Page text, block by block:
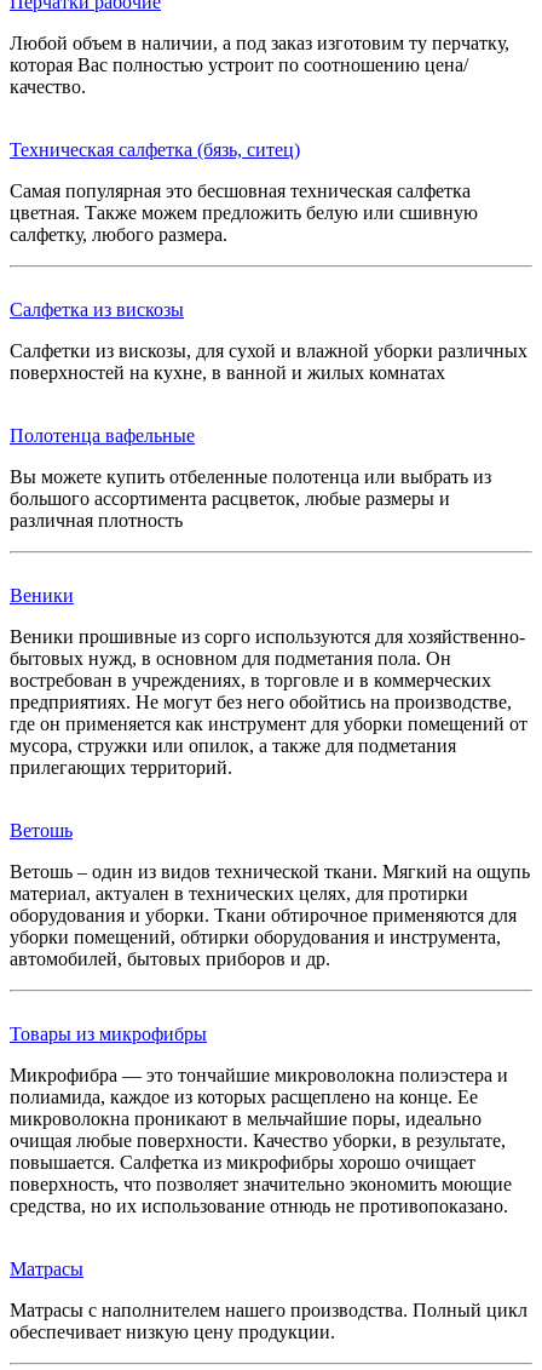
Любой объем в наличии, а под заказ изготовим ту перчатку,
которая Вас полностью устроит по соотношению цена/
качество.
Техническая салфетка (бязь, ситец)
Самая популярная это бесшовная техническая салфетка
цветная. Также можем предложить белую или сшивную
салфетку, любого размера.
Салфетка из вискозы
Салфетки из вискозы, для сухой и влажной уборки различных
поверхностей на кухне, в ванной и жилых комнатах
Полотенца вафельные
Вы можете купить отбеленные полотенца или выбрать из
большого ассортимента расцветок, любые размеры и
различная плотность
Веники
Веники прошивные из сорго используются для хозяйственно-
бытовых нужд, в основном для подметания пола. Он
востребован в учреждениях, в торговле и в коммерческих
предприятиях. Не могут без него обойтись на производстве,
где он применяется как инструмент для уборки помещений от
мусора, стружки или опилок, а также для подметания
прилегающих территорий.
Ветошь
Ветошь – один из видов технической ткани. Мягкий на ощупь
материал, актуален в технических целях, для протирки
оборудования и уборки. Ткани обтирочное применяются для
уборки помещений, обтирки оборудования и инструмента,
автомобилей, бытовых приборов и др.
Товары из микрофибры
Микрофибра — это тончайшие микроволокна полиэстера и
полиамида, каждое из которых расщеплено на конце. Ее
микроволокна проникают в мельчайшие поры, идеально
очищая любые поверхности. Качество уборки, в результате,
повышается. Салфетка из микрофибры хорошо очищает
поверхность, что позволяет значительно экономить моющие
средства, но их использование отнюдь не противопоказано.
Матрасы
Матрасы с наполнителем нашего производства. Полный цикл
обеспечивает низкую цену продукции.